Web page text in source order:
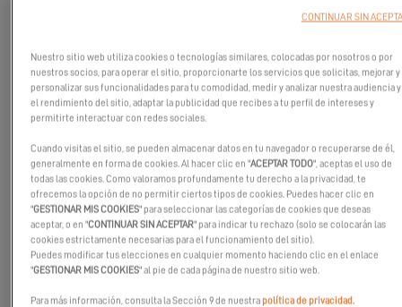
Venga a descubrir el salón náutico de Newport, en Estados
Unidos, del 12 al 19 de septiembre, en el famoso puerto deportivo
Newport Yachting Center. ¡Tendrá la oportunidad de (re)descubrir
Nuestro sitio web utiliza cookies o tecnologías similares, colocadas por nosotros o por
nuestros socios, para operar el sitio, proporcionarte los servicios que solicitas, mejorar y
personalizar sus funcionalidades para tu comodidad, medir y analizar nuestra audiencia y
el rendimiento del sitio, adaptar la publicidad que recibes a tu perfil de intereses y
permitirte interactuar con redes sociales.
Cuando visitas el sitio, se pueden almacenar datos en tu navegador o recuperarse de él,
generalmente en forma de cookies. Al hacer clic en "ACEPTAR TODO", aceptas el uso de
todas las cookies. Como valoramos profundamente tu derecho a la privacidad, te
ofrecemos la opción de no permitir ciertos tipos de cookies. Puedes hacer clic en
"GESTIONAR MIS COOKIES" para seleccionar las categorías de cookies que deseas
aceptar, o en "CONTINUAR SIN ACEPTAR" para indicar tu rechazo (solo se colocarán las
cookies estrictamente necesarias para el funcionamiento del sitio).
Puedes modificar tus elecciones en cualquier momento haciendo clic en el enlace
"GESTIONAR MIS COOKIES" al pie de cada página de nuestro sitio web.
Para más información, consulta la Sección 9 de nuestrapolítica de privacidad.
CONTINUAR SIN